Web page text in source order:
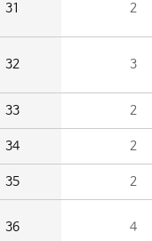
31 2
32 3
33 2
34 2
35 2
36 4